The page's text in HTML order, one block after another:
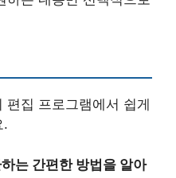
집 프로그램에서 쉽게
.
는 간편한 방법을 알아